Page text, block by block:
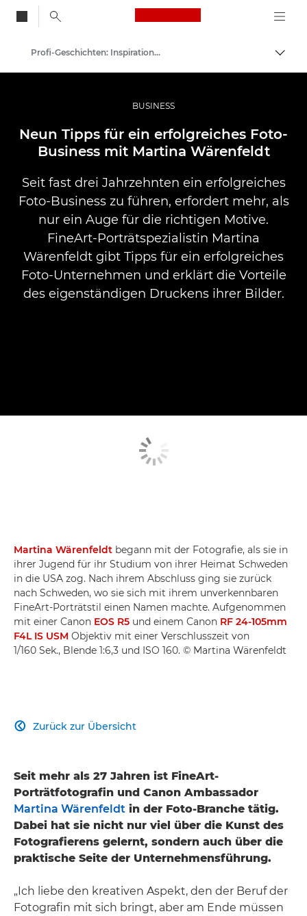
Canon Logo, back
Auf
Profi-Geschichten: Inspirationen für Foto, Video und Durck
BUSINESS
Neun Tipps für ein erfolgreiches Foto-
Business mit Martina Wärenfeldt
Seit fast drei Jahrzehnten ein erfolgreiches
Foto-Business zu führen, erfordert mehr, als
nur ein Auge für die richtigen Motive.
FineArt-Porträtspezialistin Martina
Wärenfeldt gibt Tipps für ein erfolgreiches
Foto-Unternehmen und erklärt die Vorteile
des eigenständigen Druckens ihrer Bilder.
Martina Wärenfeldt begann mit der Fotografie, als sie in
ihrer Jugend für ihr Studium von ihrer Heimat Schweden
in die USA zog. Nach ihrem Abschluss ging sie zurück
nach Schweden, wo sie sich mit ihrem unverkennbaren
FineArt-Porträtstil einen Namen machte. Aufgenommen
mit einer Canon EOS R5 und einem Canon RF 24-105mm
F4L IS USM Objektiv mit einer Verschlusszeit von
1/160 Sek., Blende 1:6,3 und ISO 160. © Martina Wärenfeldt
Zurück zur Übersicht

Seit mehr als 27 Jahren ist FineArt-
Porträtfotografin und Canon Ambassador
Martina Wärenfeldt in der Foto-Branche tätig.
Dabei hat sie nicht nur viel über die Kunst des
Fotografierens gelernt, sondern auch über die
praktische Seite der Unternehmensführung.
„Ich liebe den kreativen Aspekt, den der Beruf der
Fotografin mit sich bringt, aber am Ende müssen